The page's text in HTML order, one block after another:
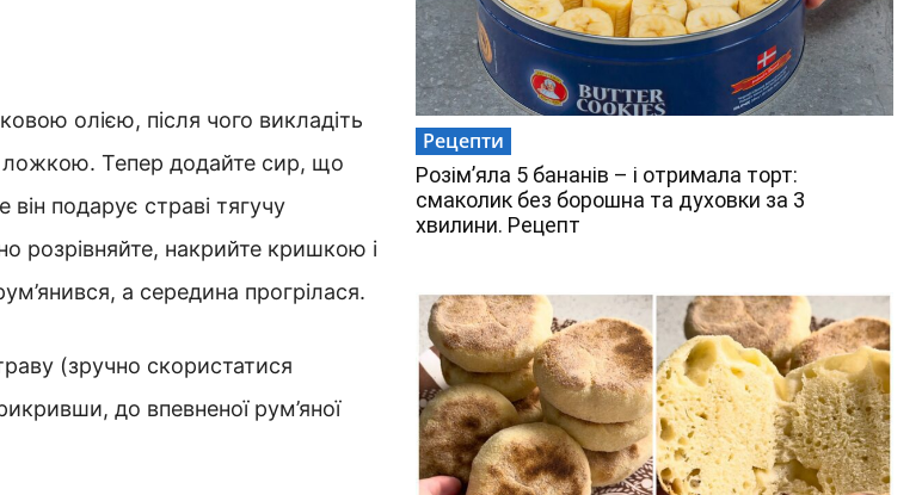
олією, після чого викладіть
ложкою. Тепер додайте сир, що
подарує страві тягучу
розрівняйте, накрийте кришкою і
а середина прогрілася.
(зручно скористатися
до впевненої рум’яної
Рецепти
Розім’яла 5 бананів – і отримала торт:
смаколик без борошна та духовки за 3
хвилини. Рецепт